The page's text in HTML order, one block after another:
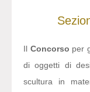
Il Concorso per
di oggetti di
scultura in